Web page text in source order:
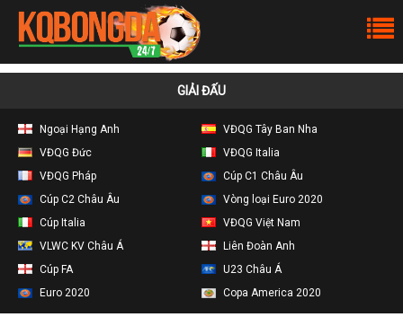
GIẢI ĐẤU
Ngoại Hạng Anh
VĐQG Tây Ban Nha
VĐQG Đức
VĐQG Italia
VĐQG Pháp
Cúp C1 Châu Âu
Cúp C2 Châu Âu
Vòng loại Euro 2020
Cúp Italia
VĐQG Việt Nam
VLWC KV Châu Á
Liên Đoàn Anh
Cúp FA
U23 Châu Á
Euro 2020
Copa America 2020